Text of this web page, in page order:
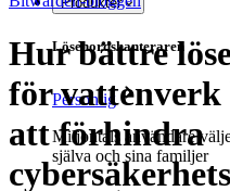
Lösenordshanteraren
Personlig
Miljontals användare
själva och sina familjer
Hur bättre
för
att förhindra